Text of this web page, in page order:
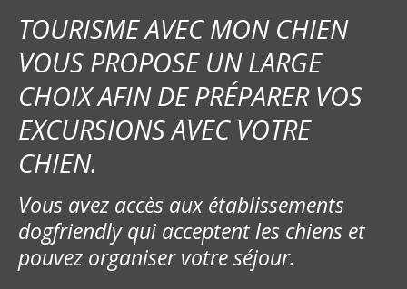
TOURISME AVEC MON CHIEN
VOUS PROPOSE UN LARGE
CHOIX AFIN DE PRÉPARER VOS
EXCURSIONS AVEC VOTRE
CHIEN.
Vous avez accès aux établissements
dogfriendly qui acceptent les chiens et
pouvez organiser votre séjour.